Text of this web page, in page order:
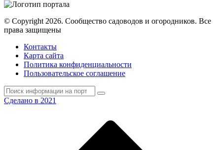
© Copyright 2026. Cообщество садоводов и огородников. Все
права защищены
Контакты
Карта сайта
Политика конфиденциальности
Пользовательское соглашение
Сделано в 2021